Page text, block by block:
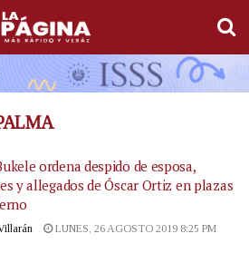
ordena despido de esposa,
y allegados de Óscar Ortiz en plazas
LUNES, 26 AGOSTO 2019 8:25 PM